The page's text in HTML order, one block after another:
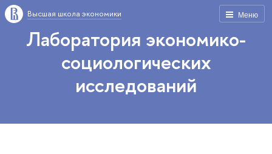
Меню
Высшая школа экономики
Лаборатория экономико-
социологических
исследований